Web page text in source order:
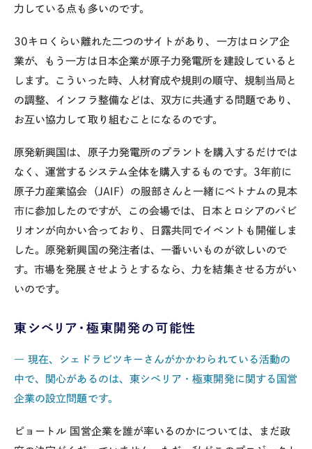
力している点も多いのです。
30キロくらい離れた二つのサイトがあり、一方はロシア企
業が、もう一方は日本企業が原子力発電所を建設していると
します。こういった時、人材育成や規則の順守、規制当局と
の調整、インフラ整備などは、双方に共通する問題であり、
お互い協力して取り組むことになるのです。
原発新興国は、原子力発電所のプラントを購入するだけでは
なく、運営するシステム全体を購入するものです。3年前に
原子力産業協会（JAIF）の服部さんと一緒にベトナムの見本
市に参加したのですが、この会場では、日本とロシアのパビ
リオンが向かい合っており、日露共同でイベントも開催しま
した。原発新興国の発注者は、一番いいものが欲しいので
す。市場を発展させようとするなら、力を結集させる方がい
いのです。
東シベリア・極東開発の可能性
― 現在、シェドラビツキーさんがかかわられている活動の
中で、関心があるのは、東シベリア・極東開発に関する国営
企業の設立問題です。
ピョートル 国営企業を誰が率いるのかについては、まだ政